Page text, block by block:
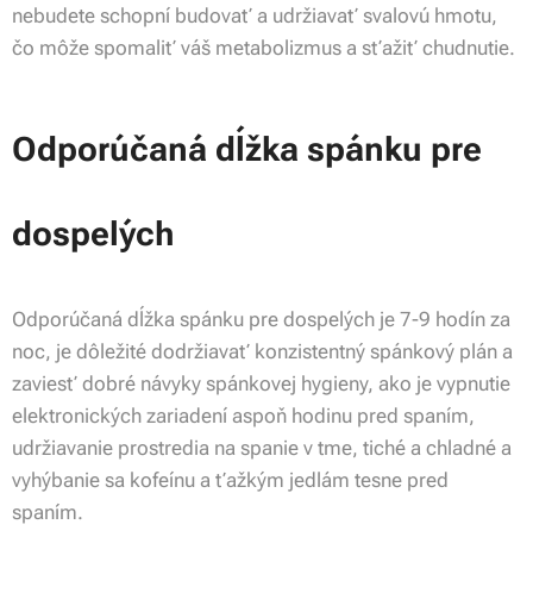
nebudete schopní budovať a udržiavať svalovú hmotu,
čo môže spomaliť váš metabolizmus a sťažiť chudnutie.
Odporúčaná dĺžka spánku pre
dospelých
Odporúčaná dĺžka spánku pre dospelých je 7-9 hodín za
noc, je dôležité dodržiavať konzistentný spánkový plán a
zaviesť dobré návyky spánkovej hygieny, ako je vypnutie
elektronických zariadení aspoň hodinu pred spaním,
udržiavanie prostredia na spanie v tme, tiché a chladné a
vyhýbanie sa kofeínu a ťažkým jedlám tesne pred
spaním.